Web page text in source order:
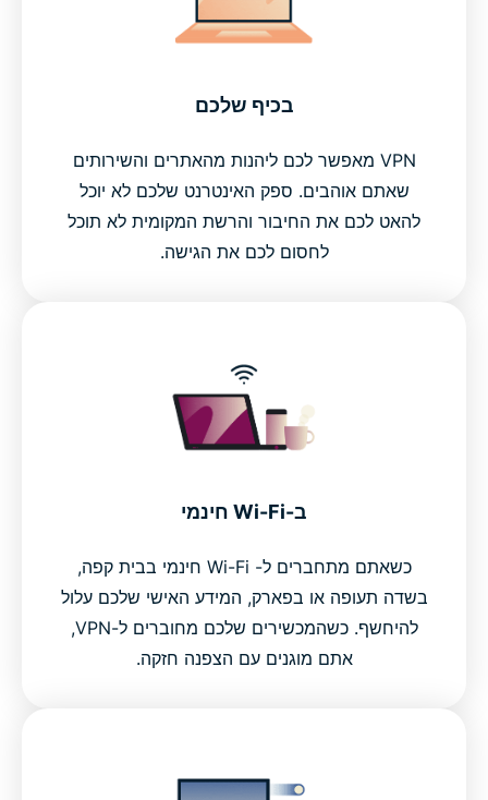
בכיף שלכם
VPN מאפשר לכם ליהנות מהאתרים והשירותים
שאתם אוהבים. ספק האינטרנט שלכם לא יוכל
להאט לכם את החיבור והרשת המקומית לא תוכל
לחסום לכם את הגישה.
ב-Wi-Fi חינמי
כשאתם מתחברים ל- Wi-Fi חינמי בבית קפה,
בשדה תעופה או בפארק, המידע האישי שלכם עלול
להיחשף. כשהמכשירים שלכם מחוברים ל-VPN,
אתם מוגנים עם הצפנה חזקה.